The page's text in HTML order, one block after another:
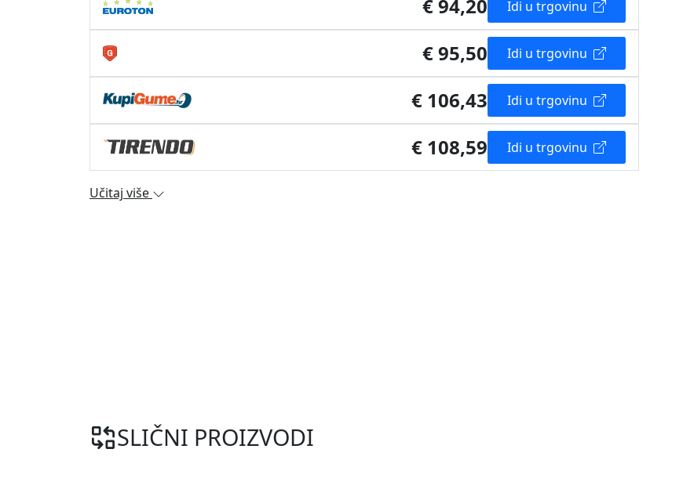
€ 94,20 Idi u trgovinu
€ 95,50 Idi u trgovinu
€ 106,43 Idi u trgovinu
€ 108,59 Idi u trgovinu
Učitaj više
SLIČNI PROIZVODI